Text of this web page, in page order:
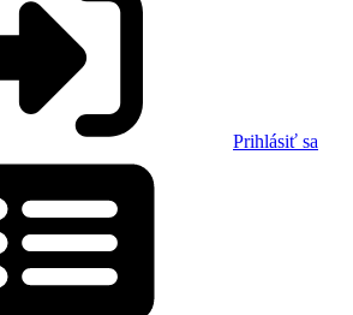
Prihlásiť sa